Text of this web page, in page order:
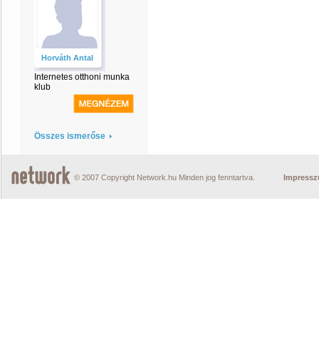
Horváth Antal
Internetes otthoni munka
klub
Összes ismerőse
© 2007 Copyright Network.hu Minden jog fenntartva.